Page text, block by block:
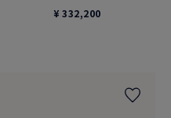
¥ 332,200